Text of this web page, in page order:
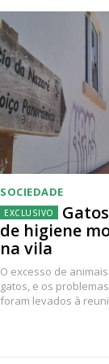
SOCIEDADE
de higiene
na vila
O excesso de
gatos, e os
foram levados à